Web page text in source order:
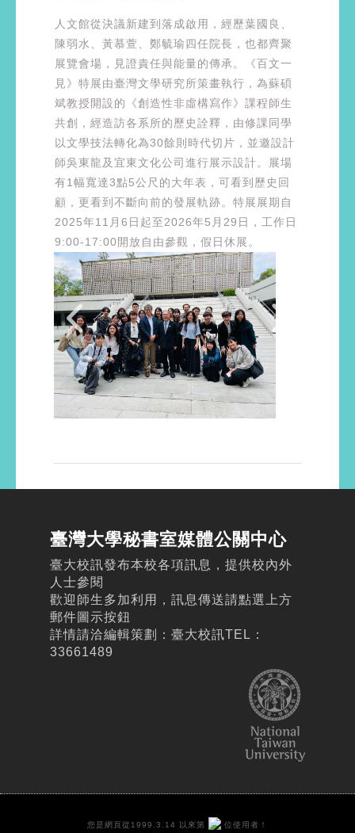
人文館從決議新建到落成啟用，經歷葉國良、
陳弱水、黃慕萱、鄭毓瑜四任院長，也都齊聚
展覽會場，見證責任與能量的傳承。《百文一
見》特展由臺灣文學研究所策畫執行，為蘇碩
斌教授開設的《創造性非虛構寫作》課程師生
共創，經造訪各系所的歷史詮釋，由修課同學
以文學技法轉化為30餘則時代切片，並邀設計
師吳東龍及宜東文化公司進行展示設計。展場
有1幅寬達3點5公尺的大年表，可看到歷史回
顧，更看到不斷向前的發展軌跡。特展展期自
2025年11月6日起至2026年5月29日，工作日
9:00-17:00開放自由參觀，假日休展。
臺灣大學秘書室媒體公關中心
臺大校訊發布本校各項訊息，提供校內外
人士參閱
歡迎師生多加利用，訊息傳送請點選上方
郵件圖示按鈕
詳情請洽編輯策劃：臺大校訊TEL：
33661489
您是網頁從1999.3.14 以來第 位使用者！